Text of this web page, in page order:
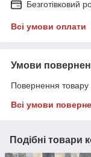
Безготівковий
Всі умови оплати
Умови
Повернення товару
Всі умови
Подібні товари